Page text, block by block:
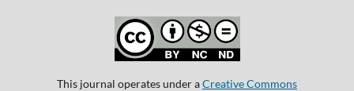
This journal operates under aCreative Commons